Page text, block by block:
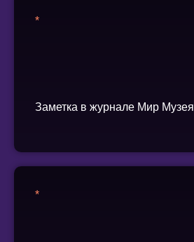
*
Заметка в журнале Мир Музея
*